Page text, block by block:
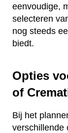
eenvoudige,
selecteren
nog steeds
biedt.
Opties
of
Bij het
verschillende